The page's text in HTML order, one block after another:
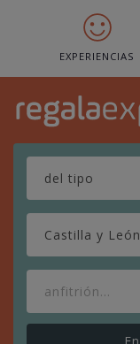
EXPERIENCIAS
Castilla y León